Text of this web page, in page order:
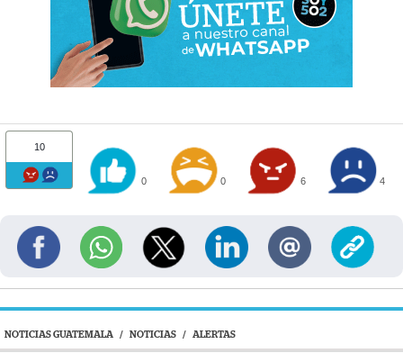
10
0 0 6 4
NOTICIAS GUATEMALA / NOTICIAS / ALERTAS